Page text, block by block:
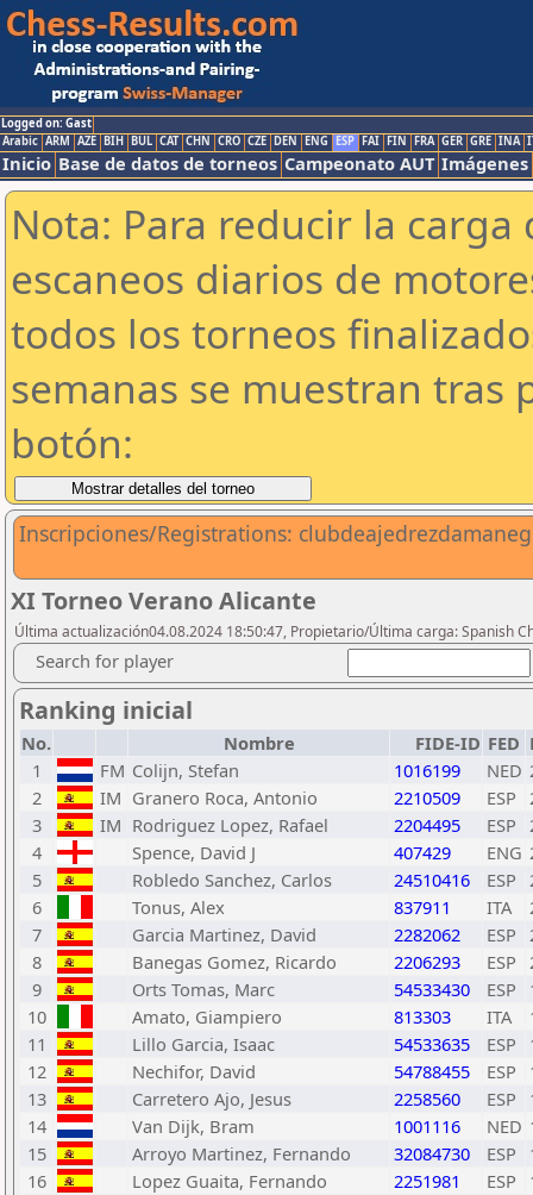
Logged on: Gast
Arabic ARM AZE BIH BUL CAT CHN CRO CZE DEN ENG ESP FAI FIN FRA GER GRE INA
Inicio Base de datos de torneos Campeonato AUT Imágenes
Nota: Para reducir la
escaneos diarios de
todos los torneos
semanas se muestran tras
botón:
Inscripciones/Registrations:
XI Torneo Verano Alicante
Última actualización04.08.2024 18:50:47, Propietario/Última carga: Spanish
Search for player
Ranking inicial
No. Nombre FIDE-ID FED
1
FM Colijn, Stefan 1016199 NED
2
IM Granero Roca, Antonio 2210509 ESP
3
IM Rodriguez Lopez, Rafael 2204495 ESP
4
Spence, David J 407429 ENG
5
Robledo Sanchez, Carlos 24510416 ESP
6
Tonus, Alex 837911 ITA
7
Garcia Martinez, David 2282062 ESP
8
Banegas Gomez, Ricardo 2206293 ESP
9
Orts Tomas, Marc 54533430 ESP
10
Amato, Giampiero 813303 ITA
11
Lillo Garcia, Isaac 54533635 ESP
12
Nechifor, David 54788455 ESP
13
Carretero Ajo, Jesus 2258560 ESP
14
Van Dijk, Bram 1001116 NED
15
Arroyo Martinez, Fernando 32084730 ESP
16
Lopez Guaita, Fernando 2251981 ESP